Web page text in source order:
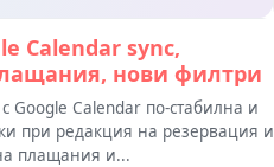
Calendar sync,
нови филтри
Google Calendar по-стабилна и
при редакция на резервация и
плащания и...